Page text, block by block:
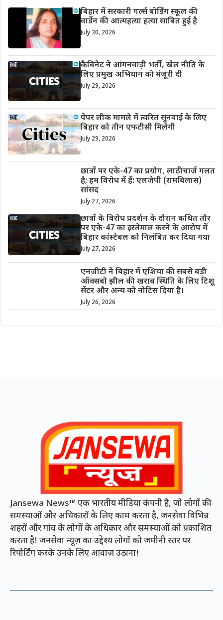
बिहार में सरकारी गर्ल्स बोर्डिंग स्कूल की
वार्डेन की आत्महत्या हत्या साबित हुई है
July 30, 2026
कैबिनेट ने आंगनवाड़ी भर्ती, खेल नीति के
लिए प्रमुख अभियान को मंजूरी दी
July 29, 2026
पेपर लीक मामले में त्वरित सुनवाई के लिए
बिहार को तीन एफटीसी मिलेंगी
July 29, 2026
छात्रों पर एके-47 का प्रयोग, लाठीचार्ज गलत
है; हम विरोध में हैं: एलजेपी (रामबिलास)
सांसद
July 27, 2026
छात्रों के विरोध प्रदर्शन के दौरान कथित तौर
पर एके-47 का इस्तेमाल करने के आरोप में
बिहार कांस्टेबल को निलंबित कर दिया गया
July 27, 2026
एनजीटी ने बिहार में एशिया की सबसे बड़ी
ऑक्सबो झील की खराब स्थिति के लिए टिशू
सेंटर और अन्य को नोटिस दिया है।
July 26, 2026
Jansewa News™ एक भारतीय मीडिया कंपनी है, जो लोगों की
समस्याओं और अधिकारों के लिए काम करता है, जनसेवा विभिन्न
शहरों और गांव के लोगों के अधिकार और समस्याओं को प्रकाशित
करता है! जनसेवा न्यूज़ का उद्देश्य लोगों को जमीनी स्तर पर
रिपोर्टिंग करके उनके लिए आवाज़ उठाना!